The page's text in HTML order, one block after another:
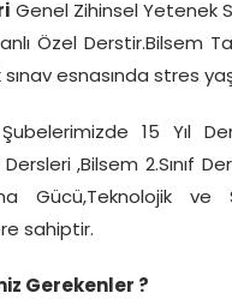
Genel Zihinsel Yetenek
Özel Derstir.Bilsem
esnasında stres
Şubelerimizde 15 Yıl
,Bilsem 2.Sınıf
Gücü,Teknolojik ve
sahiptir.
Gerekenler ?